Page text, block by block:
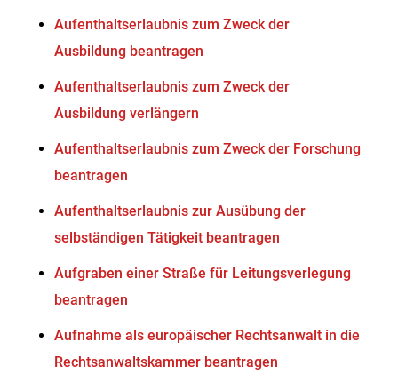
Aufenthaltserlaubnis zum Zweck der
Ausbildung beantragen
Aufenthaltserlaubnis zum Zweck der
Ausbildung verlängern
Aufenthaltserlaubnis zum Zweck der Forschung
beantragen
Aufenthaltserlaubnis zur Ausübung der
selbständigen Tätigkeit beantragen
Aufgraben einer Straße für Leitungsverlegung
beantragen
Aufnahme als europäischer Rechtsanwalt in die
Rechtsanwaltskammer beantragen